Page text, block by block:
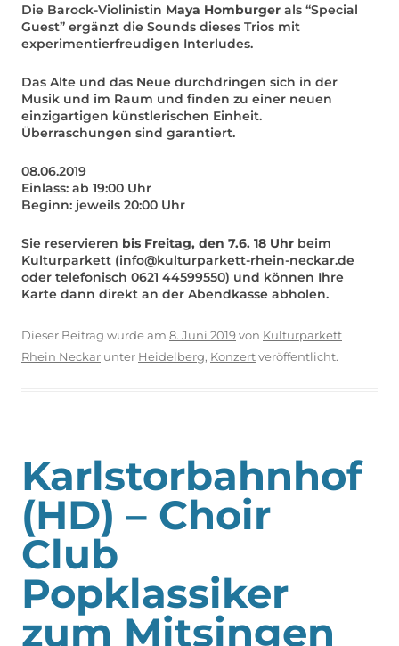
Die Barock-Violinistin Maya Homburger als “Special
Guest” ergänzt die Sounds dieses Trios mit
experimentierfreudigen Interludes.
Das Alte und das Neue durchdringen sich in der
Musik und im Raum und finden zu einer neuen
einzigartigen künstlerischen Einheit.
Überraschungen sind garantiert.
08.06.2019
Einlass: ab 19:00 Uhr
Beginn: jeweils 20:00 Uhr
Sie reservieren bis Freitag, den 7.6. 18 Uhr beim
Kulturparkett (info@kulturparkett-rhein-neckar.de
oder telefonisch 0621 44599550) und können Ihre
Karte dann direkt an der Abendkasse abholen.
Dieser Beitrag wurde am 8. Juni 2019von Kulturparkett
Rhein Neckar unter Heidelberg, Konzertveröffentlicht.
Karlstorbahnhof
(HD) – Choir
Club
Popklassiker
zum Mitsingen